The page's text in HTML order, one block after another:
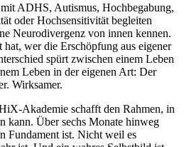
ADHS, Autismus, Hochbegabung,
oder Hochsensitivität begleiten
Neurodivergenz von innen kennen.
hat, wer die Erschöpfung aus eigener
spürt zwischen einem Leben
Leben in der eigenen Art: Der
Wirksamer.
Akademie schafft den Rahmen, in
kann. Über sechs Monate hinweg
Fundament ist. Nicht weil es